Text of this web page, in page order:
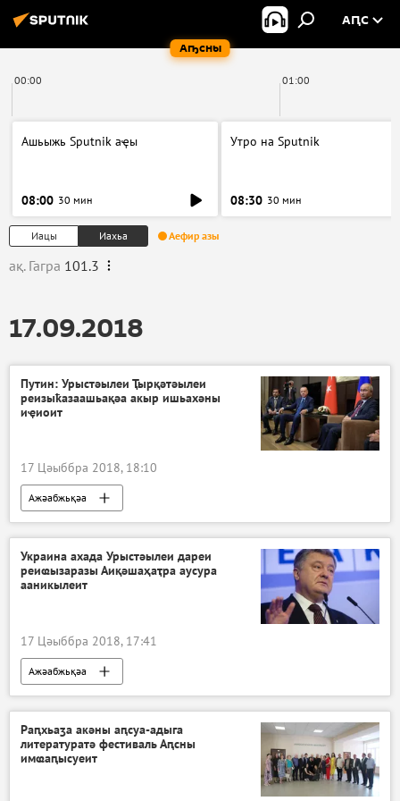
Аҧсны
АԤС
00:00 01:00
Ашьыжь Sputnik аҿы
08:00 30 мин
Утро на Sputnik
08:30 30 мин
Иацы Иахьа Аефир азы
ақ. Гагра 101.3
17.09.2018
Путин: Урыстәылеи Ҭырқәтәылеи
реизыҟазаашьақәа акыр ишьахәны
иҿиоит
17 Цәыббра 2018, 18:10
Ажәабжьқәа
Украина ахада Урыстәылеи дареи
реиҩызаразы Аиқәшаҳаҭра аусура
ааникылеит
17 Цәыббра 2018, 17:41
Ажәабжьқәа
Раԥхьаӡа акәны аԥсуа-адыга
литературатә фестиваль Аԥсны
имҩаԥысуеит